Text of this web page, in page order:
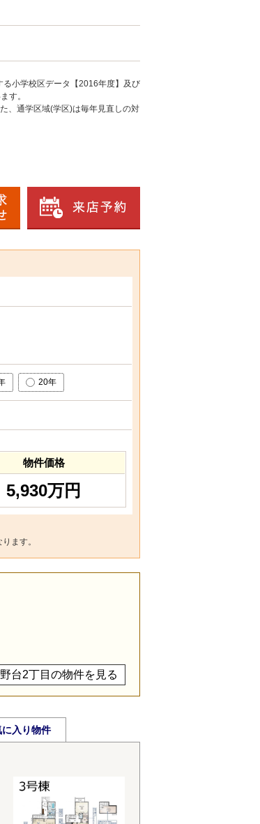
小学校区データ【2016年度】及び
す。
、通学区域(学区)は毎年見直しの対
20年
物件価格
5,930万円
ます。
台2丁目の物件を見る
に入り物件